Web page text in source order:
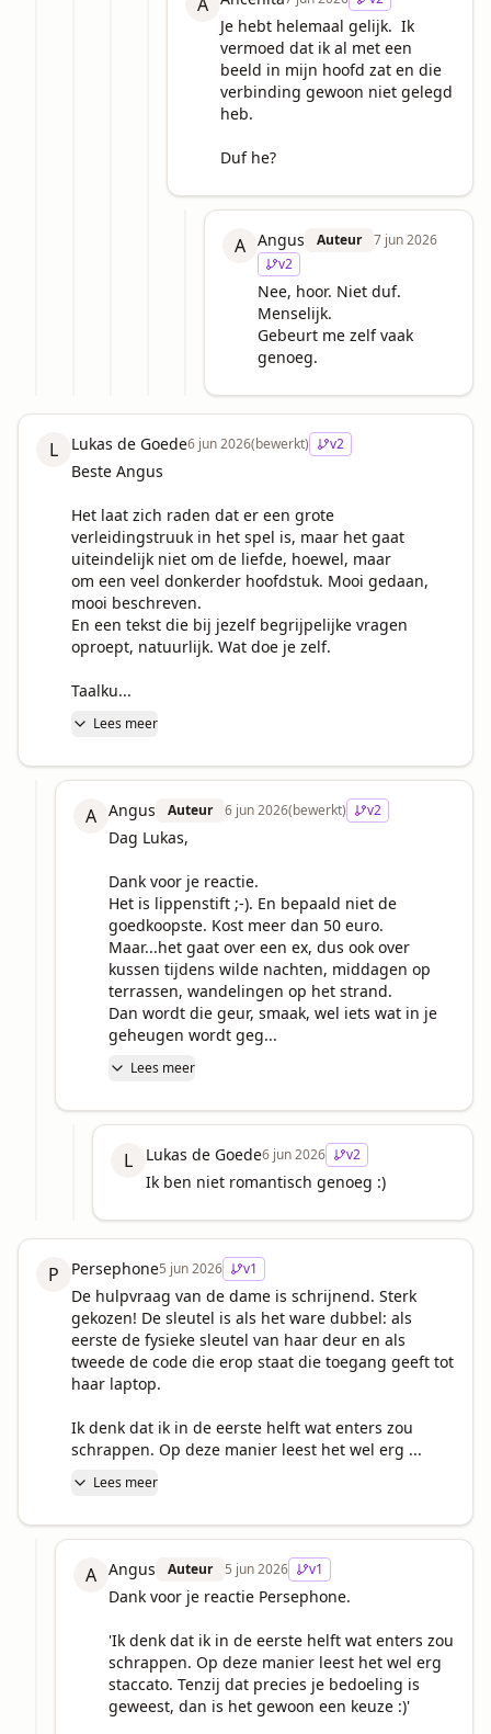
Je hebt helemaal gelijk.  Ik
vermoed dat ik al met een
beeld in mijn hoofd zat en die
verbinding gewoon niet gelegd
heb.
Duf he?
A Angus Auteur
7 jun 2026
v2
Nee, hoor. Niet duf.
Menselijk.
Gebeurt me zelf vaak
genoeg.
L Lukas de Goede6 jun 2026(bewerkt) v2
Beste Angus
Het laat zich raden dat er een grote
verleidingstruuk in het spel is, maar het gaat
uiteindelijk niet om de liefde, hoewel, maar
om een veel donkerder hoofdstuk. Mooi gedaan,
mooi beschreven.
En een tekst die bij jezelf begrijpelijke vragen
oproept, natuurlijk. Wat doe je zelf.
Taalku...
Lees meer
A Angus Auteur 6 jun 2026(bewerkt) v2
Dag Lukas,
Dank voor je reactie.
Het is lippenstift ;-). En bepaald niet de
goedkoopste. Kost meer dan 50 euro.
Maar...het gaat over een ex, dus ook over
kussen tijdens wilde nachten, middagen op
terrassen, wandelingen op het strand.
Dan wordt die geur, smaak, wel iets wat in je
geheugen wordt geg...
Lees meer
L Lukas de Goede6 jun 2026 v2
Ik ben niet romantisch genoeg :)
P Persephone5 jun 2026 v1
De hulpvraag van de dame is schrijnend. Sterk
gekozen! De sleutel is als het ware dubbel: als
eerste de fysieke sleutel van haar deur en als
tweede de code die erop staat die toegang geeft tot
haar laptop.
Ik denk dat ik in de eerste helft wat enters zou
schrappen. Op deze manier leest het wel erg ...
Lees meer
A Angus Auteur 5 jun 2026 v1
Dank voor je reactie Persephone.
'Ik denk dat ik in de eerste helft wat enters zou
schrappen. Op deze manier leest het wel erg
staccato. Tenzij dat precies je bedoeling is
geweest, dan is het gewoon een keuze :)'